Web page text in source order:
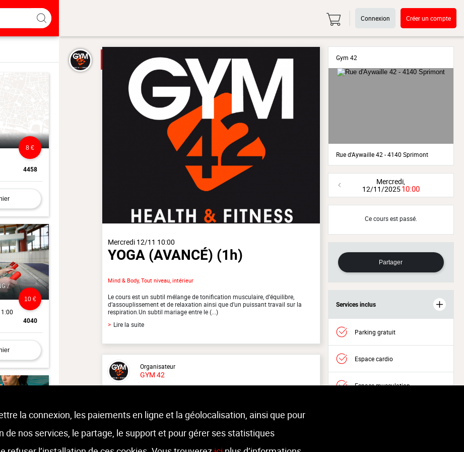
4458
8 €
/
4040
10 €
17 €
Connexion Créer un compte
Mercredi 12/11 10:00
YOGA (AVANCÉ) (1h)
Mind & Body, Tout niveau, intérieur
Le cours est un subtil mélange de tonification musculaire, d’équilibre,
d’assouplissement et de relaxation ainsi que d’un puissant travail sur la
respiration.Un subtil mariage entre le (...)
> Lire la suite
Organisateur
GYM 42
Larissa Berardi
Lieu :
Gym 42
Rue d'Aywaille 42 - 4140 Sprimont
Gym 42
Rue d'Aywaille 42 - 4140 Sprimont
Mercredi,
12/11/202510:00
Ce cours est passé.
Partager
Services inclus
Parking gratuit
Espace cardio
Espace musculation
la connexion, les paiements en ligne et la géolocalisation, ainsi que pour
de nos services, le partage, le support et pour gérer ses statistiques